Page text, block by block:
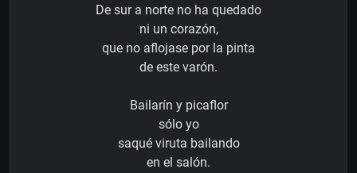
De sur a norte no ha quedado
ni un corazón,
que no aflojase por la pinta
de este varón.
Bailarín y picaflor
sólo yo
saqué viruta bailando
en el salón.